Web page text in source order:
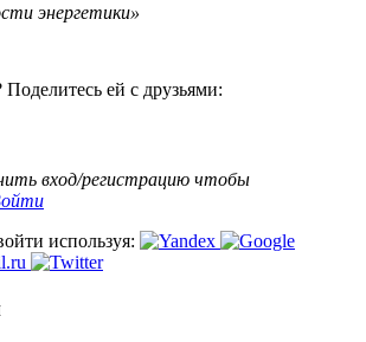
энергетики»
Поделитесь ей с друзьями:
вход/регистрацию чтобы
используя: